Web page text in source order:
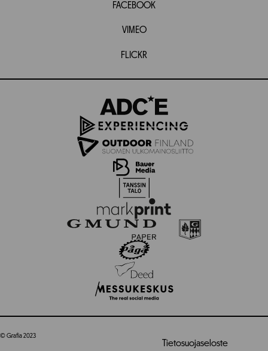
FACEBOOK
VIMEO
FLICKR
© Grafia 2023
Tietosuojaseloste